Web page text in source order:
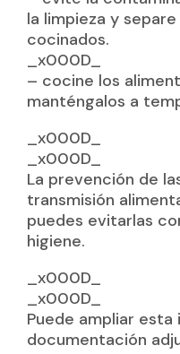
la limpieza y
cocinados.
_x000D_
– cocine los
manténgalos a
_x000D_
_x000D_
La prevención de
transmisión
puedes evitarlas
higiene.
_x000D_
_x000D_
Puede ampliar esta
documentación